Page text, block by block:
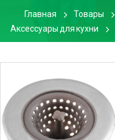
Главная Товары
Аксессуары для кухни